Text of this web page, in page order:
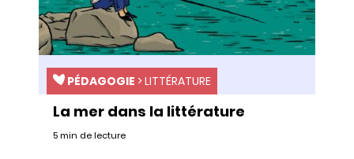
PÉDAGOGIE >LITTÉRATURE
La mer dans la littérature
5 min de lecture